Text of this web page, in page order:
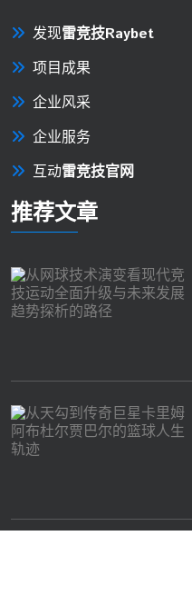
发现雷竞技Raybet
项目成果
企业风采
企业服务
互动雷竞技官网
推荐文章